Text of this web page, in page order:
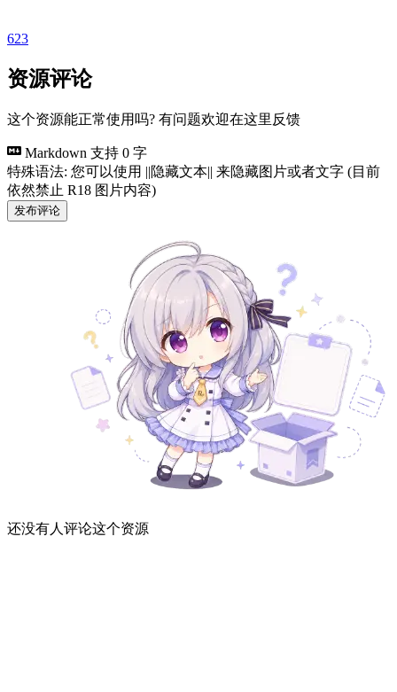
623
资源评论
这个资源能正常使用吗? 有问题欢迎在这里反馈
Markdown 支持 0 字
特殊语法: 您可以使用 ||隐藏文本|| 来隐藏图片或者文字 (目前
依然禁止 R18 图片内容)
发布评论
还没有人评论这个资源